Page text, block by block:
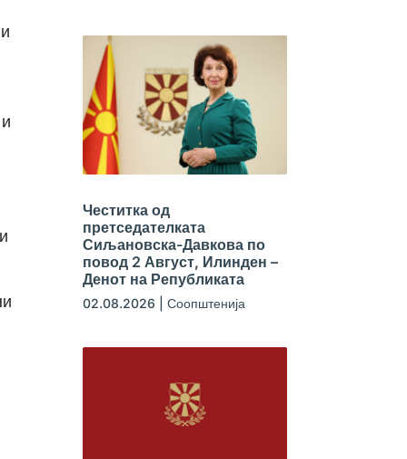
Честитка од
претседателката
Сиљановска-Давкова по
повод 2 Август, Илинден –
Денот на Републиката
02.08.2026 Соопштенија